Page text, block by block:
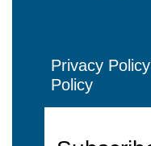
Privacy Policy
Policy